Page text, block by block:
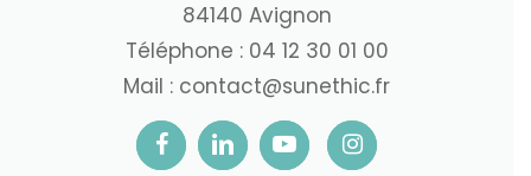
84140 Avignon
Téléphone : 04 12 30 01 00
Mail : contact@sunethic.fr